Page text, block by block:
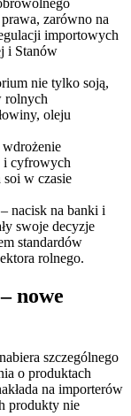
zarówno na
importowych
i Stanów
nie tylko soją,
rolnych
oleju
wdrożenie
i cyfrowych
w czasie
– nacisk na banki i
swoje decyzje
standardów
rolnego.
nowe
szczególnego
o produktach
na importerów
produkty nie